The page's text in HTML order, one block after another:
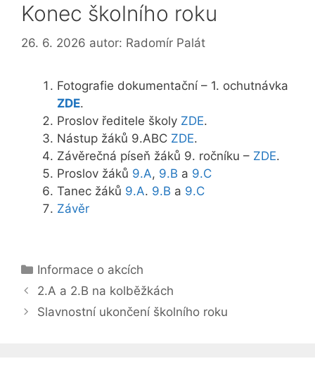
Konec školního roku
26. 6. 2026 autor: Radomír Palát
Fotografie dokumentační – 1. ochutnávka
ZDE.
Proslov ředitele školy ZDE.
Nástup žáků 9.ABC ZDE.
Závěrečná píseň žáků 9. ročníku – ZDE.
Proslov žáků 9.A, 9.B a 9.C
Tanec žáků 9.A. 9.B a 9.C
Závěr
Rubriky
Informace o akcích
2.A a 2.B na kolběžkách
Slavnostní ukončení školního roku